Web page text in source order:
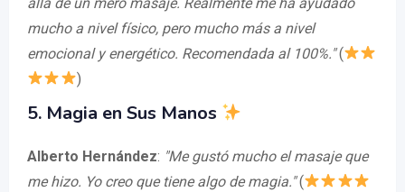
mucho a nivel físico, pero mucho más a nivel
emocional y energético. Recomendada al 100%."(
)
5. Magia en Sus Manos
Alberto Hernández: "Me gustó mucho el masaje que
me hizo. Yo creo que tiene algo de magia."(